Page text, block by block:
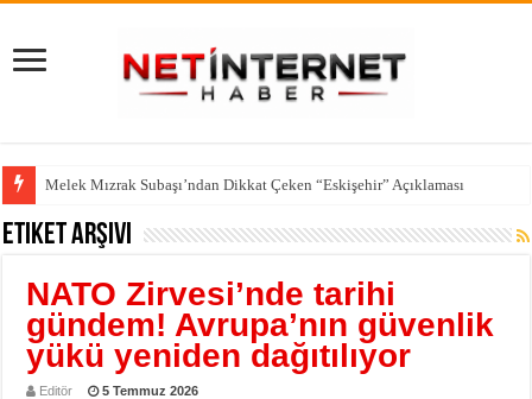
Melek Mızrak Subaşı’ndan Dikkat Çeken “Eskişehir” Açıklaması
Etiket Arşivi
NATO Zirvesi’nde tarihi
gündem! Avrupa’nın güvenlik
yükü yeniden dağıtılıyor
Editör
5 Temmuz 2026